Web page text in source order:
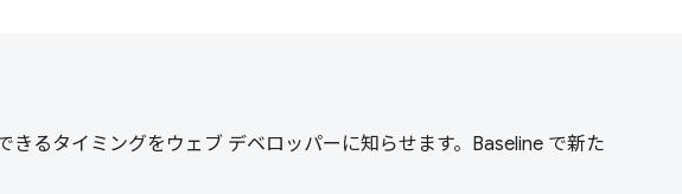
るタイミングをウェブ デベロッパーに知らせます。Baseline で新た